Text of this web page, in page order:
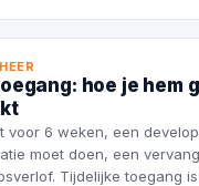
hoe je hem
voor 6 weken, een
moet doen, een
Tijdelijke toegang